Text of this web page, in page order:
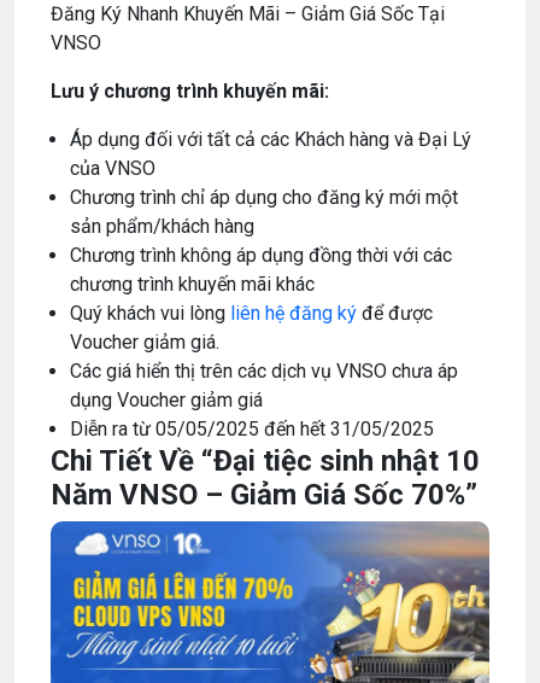
Đăng Ký Nhanh Khuyến Mãi – Giảm Giá Sốc Tại
VNSO
Lưu ý chương trình khuyến mãi:
Áp dụng đối với tất cả các Khách hàng và Đại Lý
của VNSO
Chương trình chỉ áp dụng cho đăng ký mới một
sản phẩm/khách hàng
Chương trình không áp dụng đồng thời với các
chương trình khuyến mãi khác
Quý khách vui lòng liên hệ đăng ký để được
Voucher giảm giá.
Các giá hiển thị trên các dịch vụ VNSO chưa áp
dụng Voucher giảm giá
Diễn ra từ 05/05/2025 đến hết 31/05/2025
Chi Tiết Về “Đại tiệc sinh nhật 10
Năm VNSO – Giảm Giá Sốc 70%”